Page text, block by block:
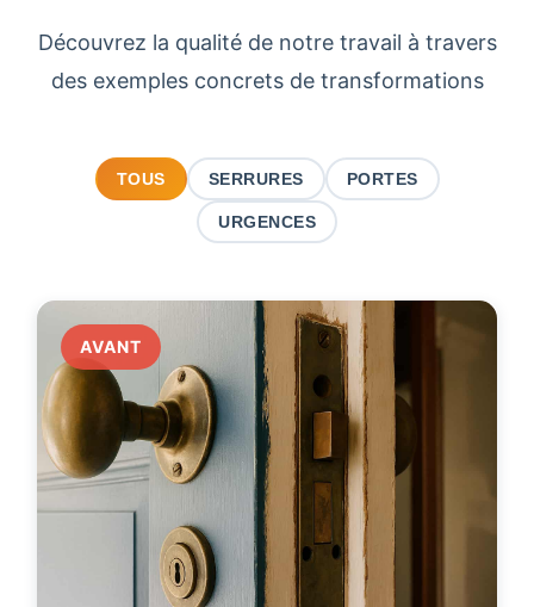
Découvrez la qualité de notre travail à travers
des exemples concrets de transformations
TOUS SERRURES PORTES
URGENCES
AVANT